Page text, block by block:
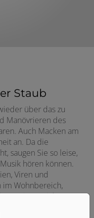
Staub
über das zu
Manövrieren des
Auch Macken am
an. Da die
saugen Sie so leise,
hören können.
Viren und
Wohnbereich,
Feinste nicht
nach draußen